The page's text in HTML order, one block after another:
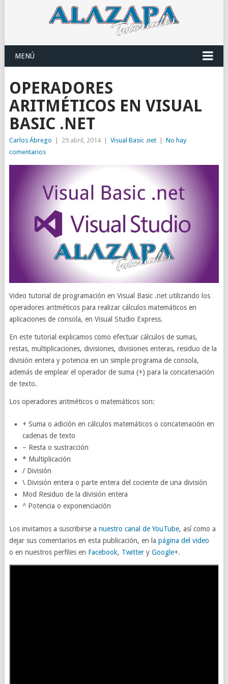
MENÚ
OPERADORES
ARITMÉTICOS EN VISUAL
BASIC .NET
Carlos Ábrego 29 abril, 2014 Visual Basic .net
No hay
comentarios
Video tutorial de programación en Visual Basic .net utilizando los
operadores aritméticos para realizar cálculos matemáticos en
aplicaciones de consola, en Visual Studio Express.
En este tutorial explicamos como efectuar cálculos de sumas,
restas, multiplicaciones, divisiones, divisiones enteras, residuo de la
división entera y potencia en un simple programa de consola,
además de emplear el operador de suma (+) para la concatenación
de texto.
Los operadores aritméticos o matemáticos son:
+ Suma o adición en cálculos matemáticos o concatenación en
cadenas de texto
– Resta o sustracción
* Multiplicación
/ División
\ División entera o parte entera del cociente de una división
Mod Residuo de la división entera
^ Potencia o exponenciación
Los invitamos a suscribirse a nuestro canal de YouTube, así como a
dejar sus comentarios en esta publicación, en la página del video
o en nuestros perfiles en Facebook, Twittery Google+.